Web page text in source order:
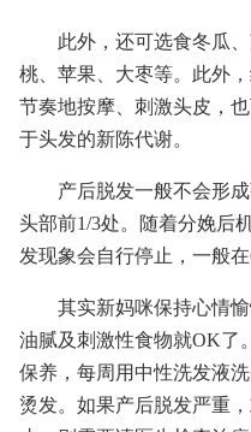
此外，还可选食冬瓜
桃、苹果、大枣等。此外
节奏地按摩、刺激头皮，
于头发的新陈代谢。
产后脱发一般不会形
头部前1/3处。随着分娩后
发现象会自行停止，一般
其实新妈咪保持心情
油腻及刺激性食物就OK了
保养，每周用中性洗发液
烫发。如果产后脱发严重